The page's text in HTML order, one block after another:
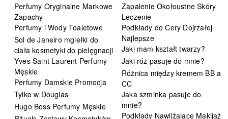
Perfumy Oryginalne Markowe
Zapachy
Perfumy i Wody Toaletowe
Sol de Janeiro mgiełki do
ciała kosmetyki do pielęgnacji
Yves Saint Laurent Perfumy
Męskie
Perfumy Damskie Promocja
Tylko w Douglas
Hugo Boss Perfumy Męskie
Zapalenie Okołoustne Skóry
Leczenie
Podkłady do Cery Dojrzałej
Najlepsze
Jaki mam kształt twarzy?
Jaki róż pasuje do mnie?
Różnica między kremem BB a
CC
Jaka szminka pasuje do
mnie?
Podkłady Nawilżające Makijaż